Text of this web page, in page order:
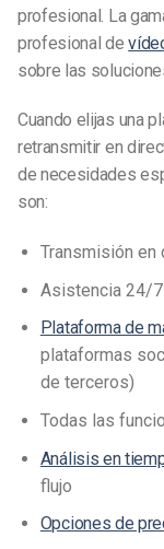
profesional. La
profesional de
sobre las
Cuando elijas una
retransmitir en
de necesidades
son:
Transmisión en
Asistencia 24/7
Plataforma de
plataformas
de terceros)
Todas las
Análisis en
flujo
Opciones de